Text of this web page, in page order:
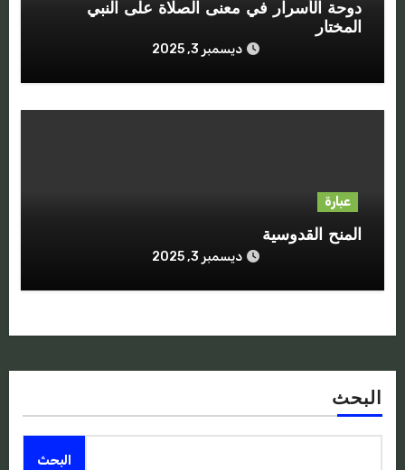
دوحة الأسرار في معنى الصلاة على النبي
المختار ‫‬
ديسمبر 3, 2025
عبارة
المنح القدوسية
ديسمبر 3, 2025
البحث
البحث